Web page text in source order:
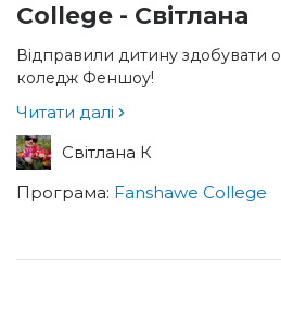
College - Світлана
Відправили дитину здобувати
коледж Феншоу!
Читати далі
Світлана К
Програма: Fanshawe College